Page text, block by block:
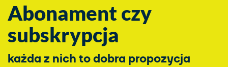
Abonament czy
subskrypcja
każda z nich to dobra propozycja